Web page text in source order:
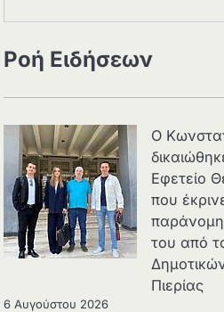
Ροή Ειδήσεων
Ο
Εφετείο
που
του από
Πιερίας
6 Αυγούστου 2026